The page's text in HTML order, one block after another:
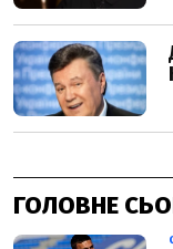
ГОЛОВНЕ